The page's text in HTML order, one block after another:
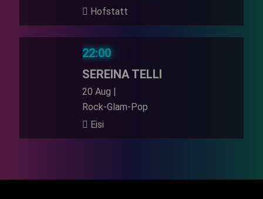
Hofstatt
22:00
SEREINA TELLI
20 Aug |
Rock-Glam-Pop
Eisi